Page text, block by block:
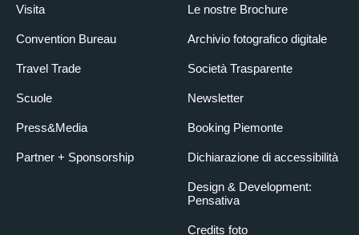
Visita
Convention Bureau
Travel Trade
Scuole
Press&Media
Partner + Sponsorship
Le nostre Brochure
Archivio fotografico digitale
Società Trasparente
Newsletter
Booking Piemonte
Dichiarazione di accessibilità
Design & Development:
Pensativa
Credits foto